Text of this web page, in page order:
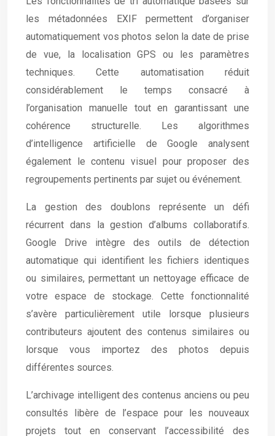
les métadonnées EXIF permettent d’organiser
automatiquement vos photos selon la date de prise
de vue, la localisation GPS ou les paramètres
techniques. Cette automatisation réduit
considérablement le temps consacré à
l’organisation manuelle tout en garantissant une
cohérence structurelle. Les algorithmes
d’intelligence artificielle de Google analysent
également le contenu visuel pour proposer des
regroupements pertinents par sujet ou événement.
La gestion des doublons représente un défi
récurrent dans la gestion d’albums collaboratifs.
Google Drive intègre des outils de détection
automatique qui identifient les fichiers identiques
ou similaires, permettant un nettoyage efficace de
votre espace de stockage. Cette fonctionnalité
s’avère particulièrement utile lorsque plusieurs
contributeurs ajoutent des contenus similaires ou
lorsque vous importez des photos depuis
différentes sources.
L’archivage intelligent des contenus anciens ou peu
consultés libère de l’espace pour les nouveaux
projets tout en conservant l’accessibilité des